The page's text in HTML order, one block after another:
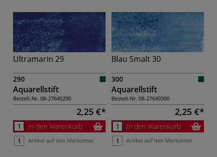
Ultramarin 29
290
Aquarellstift
Bestell-Nr. 08-27640290
2,25 €
In den Warenkorb
Artikel auf den Merkzettel
Blau Smalt 30
300
Aquarellstift
Bestell-Nr. 08-27640300
2,25 €
In den Warenkorb
Artikel auf den Merkzettel